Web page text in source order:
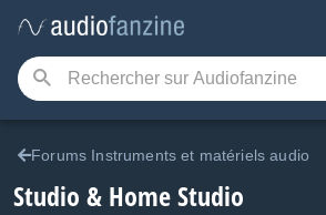
Forums Instruments et matériels audio
Studio & Home Studio